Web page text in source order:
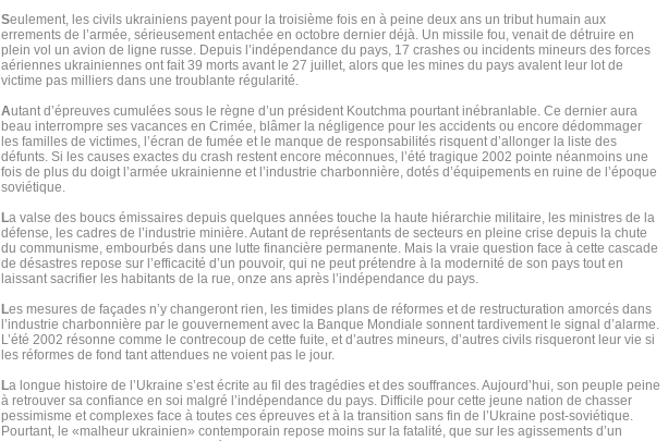
Seulement, les civils ukrainiens payent pour la troisième fois en à peine deux ans un tribut humain aux
errements de l’armée, sérieusement entachée en octobre dernier déjà. Un missile fou, venait de détruire en
plein vol un avion de ligne russe. Depuis l’indépendance du pays, 17 crashes ou incidents mineurs des forces
aériennes ukrainiennes ont fait 39 morts avant le 27 juillet, alors que les mines du pays avalent leur lot de
victime pas milliers dans une troublante régularité.
Autant d’épreuves cumulées sous le règne d’un président Koutchma pourtant inébranlable. Ce dernier aura
beau interrompre ses vacances en Crimée, blâmer la négligence pour les accidents ou encore dédommager
les familles de victimes, l’écran de fumée et le manque de responsabilités risquent d’allonger la liste des
défunts. Si les causes exactes du crash restent encore méconnues, l’été tragique 2002 pointe néanmoins une
fois de plus du doigt l’armée ukrainienne et l’industrie charbonnière, dotés d’équipements en ruine de l’époque
soviétique.
La valse des boucs émissaires depuis quelques années touche la haute hiérarchie militaire, les ministres de la
défense, les cadres de l’industrie minière. Autant de représentants de secteurs en pleine crise depuis la chute
du communisme, embourbés dans une lutte financière permanente. Mais la vraie question face à cette cascade
de désastres repose sur l’efficacité d’un pouvoir, qui ne peut prétendre à la modernité de son pays tout en
laissant sacrifier les habitants de la rue, onze ans après l’indépendance du pays.
Les mesures de façades n’y changeront rien, les timides plans de réformes et de restructuration amorcés dans
l’industrie charbonnière par le gouvernement avec la Banque Mondiale sonnent tardivement le signal d’alarme.
L’été 2002 résonne comme le contrecoup de cette fuite, et d’autres mineurs, d’autres civils risqueront leur vie si
les réformes de fond tant attendues ne voient pas le jour.
La longue histoire de l’Ukraine s’est écrite au fil des tragédies et des souffrances. Aujourd’hui, son peuple peine
à retrouver sa confiance en soi malgré l’indépendance du pays. Difficile pour cette jeune nation de chasser
pessimisme et complexes face à toutes ces épreuves et à la transition sans fin de l’Ukraine post-soviétique.
Pourtant, le «malheur ukrainien» contemporain repose moins sur la fatalité, que sur les agissements d’un